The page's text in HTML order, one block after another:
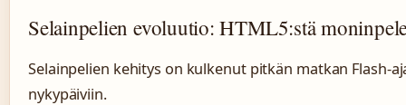
Selainpelien evoluutio: HTML5:stä
Selainpelien kehitys on kulkenut pitkän matkan Flash-
nykypäiviin.